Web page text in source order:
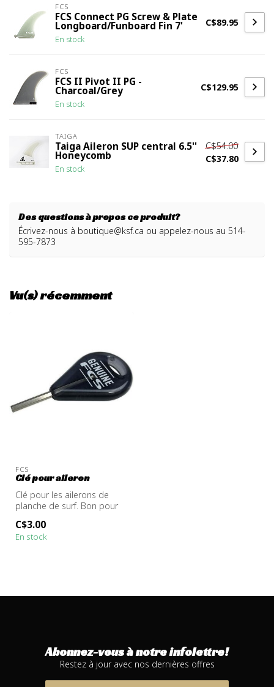
FCS
FCS Connect PG Screw & Plate
Longboard/Funboard Fin 7'
En stock
C$89.95
FCS
FCS II Pivot II PG -
Charcoal/Grey
En stock
C$129.95
TAIGA
Taiga Aileron SUP central 6.5''
Honeycomb
En stock
C$54.00
C$37.80
Des questions à propos ce produit?
Écrivez-nous à boutique@ksf.ca ou appelez-nous au 514-
595-7873
Vu(s) récemment
FCS
Clé pour aileron
Clé pour les ailerons de
planche de surf. Bon pour
C$3.00
En stock
Abonnez-vous à notre infolettre!
Restez à jour avec nos dernières offres